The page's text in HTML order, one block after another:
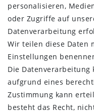
ÜBER UNS
Montage in Maintal
Täglicher Versand
Versandkostenfrei ab
Same-Day Versand
ZAHLUNG &
personalisieren,
oder Zugriffe auf
Datenverarbeitung
Wir teilen diese Daten
Einstellungen
Die
aufgrund eines
Zustimmung kann
besteht das Recht,